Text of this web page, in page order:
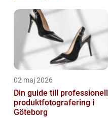
02 maj 2026
Din guide till professionell
produktfotografering i
Göteborg